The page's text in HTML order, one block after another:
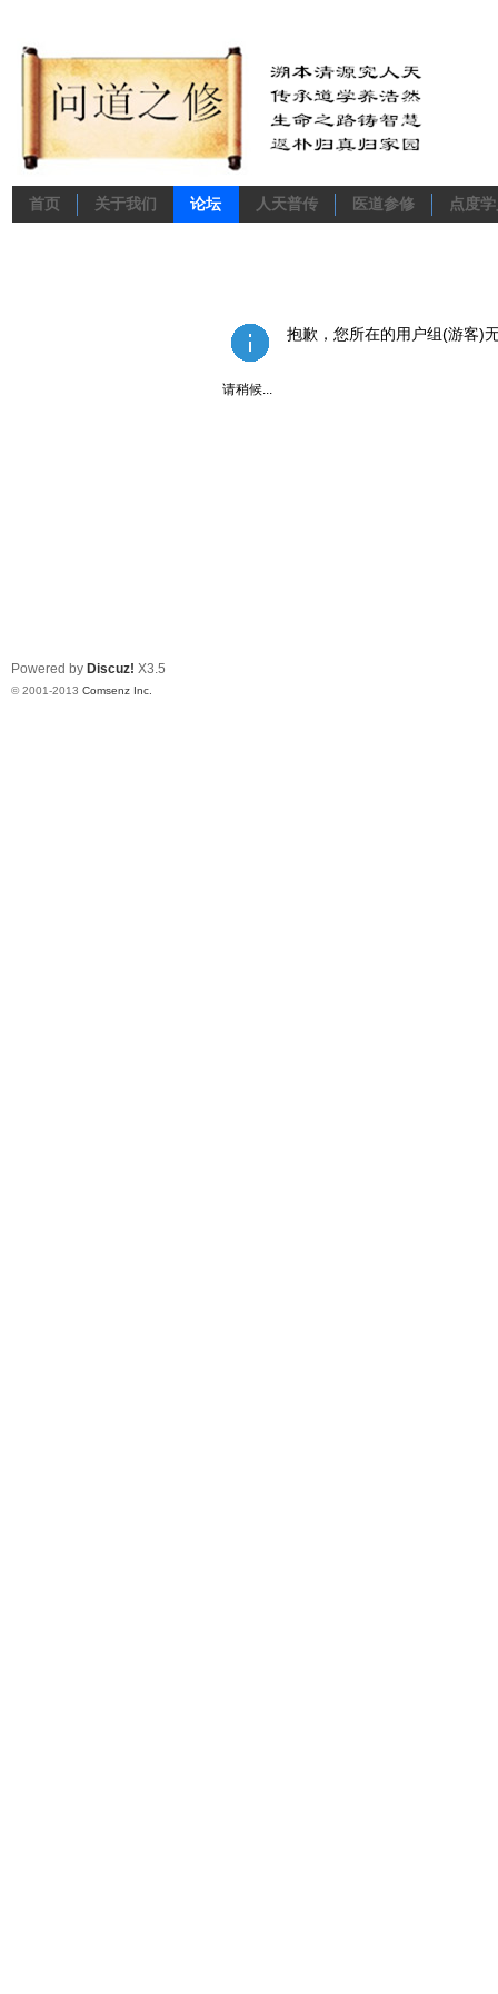
首页 关于我们 论坛 人天普传 医道参修 点度
抱歉，您所在的用户组(游客)
请稍候...
Powered by Discuz! X3.5
© 2001-2013 Comsenz Inc.